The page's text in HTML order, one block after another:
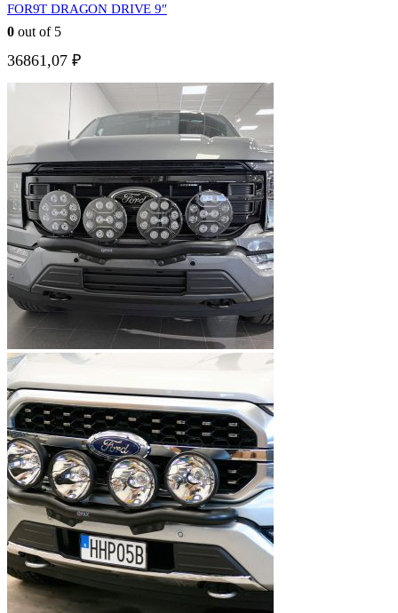
FOR9T DRAGON DRIVE 9″
0 out of 5
36861,07 ₽